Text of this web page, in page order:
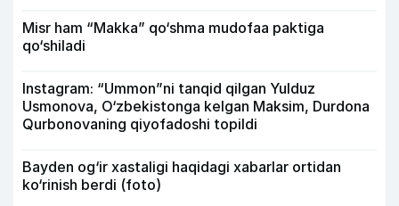
Misr ham “Makka” qo‘shma mudofaa paktiga
qo‘shiladi
Instagram: “Ummon”ni tanqid qilgan Yulduz
Usmonova, O‘zbekistonga kelgan Maksim, Durdona
Qurbonovaning qiyofadoshi topildi
Bayden og‘ir xastaligi haqidagi xabarlar ortidan
ko‘rinish berdi (foto)